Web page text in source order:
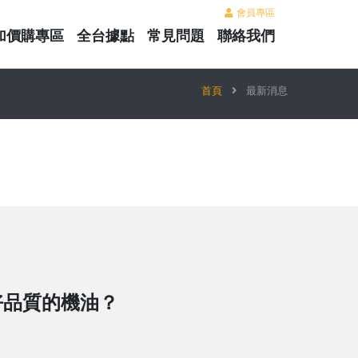
會員專區
價購專區 全台據點 常見問題 聯絡我們
首頁 最新消息
質的機油？